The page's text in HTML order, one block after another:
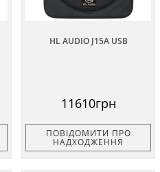
HL AUDIO J15A USB
11610грн
ПОВІДОМИТИ ПРО
НАДХОДЖЕННЯ